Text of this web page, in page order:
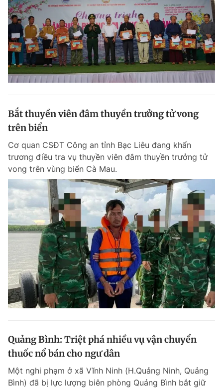
Bắt thuyền viên đâm thuyền trưởng tử vong
trên biển
Cơ quan CSĐT Công an tỉnh Bạc Liêu đang khẩn
trương điều tra vụ thuyền viên đâm thuyền trưởng tử
vong trên vùng biển Cà Mau.
Quảng Bình: Triệt phá nhiều vụ vận chuyển
thuốc nổ bán cho ngư dân
Một nghi phạm ở xã Vĩnh Ninh (H.Quảng Ninh, Quảng
Bình) đã bị lực lượng biên phòng Quảng Bình bắt giữ